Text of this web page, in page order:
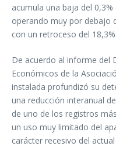
acumula una baja del
operando muy por debajo
con un retroceso del 18,3%.
De acuerdo al informe del
Económicos de la
instalada profundizó su
una reducción interanual
de uno de los registros
un uso muy limitado del
carácter recesivo del